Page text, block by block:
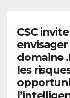
CSC
domaine
les